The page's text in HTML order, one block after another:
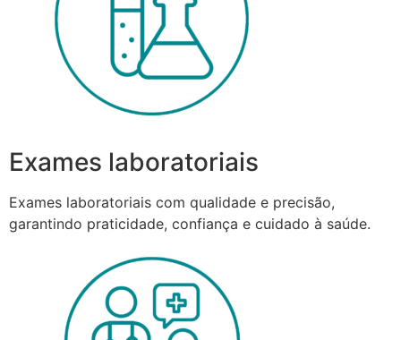
Exames laboratoriais
Exames laboratoriais com qualidade e precisão,
garantindo praticidade, confiança e cuidado à saúde.